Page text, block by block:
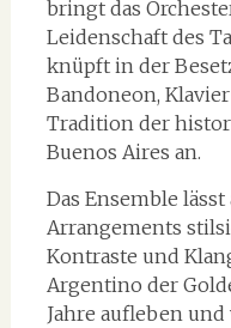
bringt das
Leidenschaft des
knüpft in der
Bandoneon,
Tradition der
Buenos Aires an.
Das Ensemble
Arrangements
Kontraste und
Argentino der
Jahre aufleben